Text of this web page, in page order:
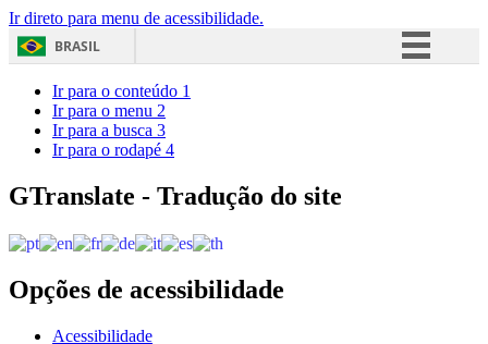
Ir direto para menu de acessibilidade.
BRASIL
Acesso à informação
Ir para o conteúdo 1
Ir para o menu 2
Ir para a busca 3
Ir para o rodapé 4
GTranslate - Tradução do site
Opções de acessibilidade
Acessibilidade